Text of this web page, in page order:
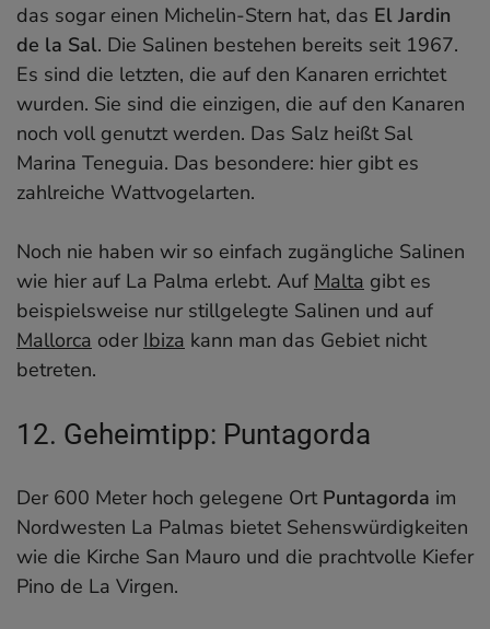
das sogar einen Michelin-Stern hat, das El Jardin
de la Sal. Die Salinen bestehen bereits seit 1967.
Es sind die letzten, die auf den Kanaren errichtet
wurden. Sie sind die einzigen, die auf den Kanaren
noch voll genutzt werden. Das Salz heißt Sal
Marina Teneguia. Das besondere: hier gibt es
zahlreiche Wattvogelarten.
Noch nie haben wir so einfach zugängliche Salinen
wie hier auf La Palma erlebt. Auf Malta gibt es
beispielsweise nur stillgelegte Salinen und auf
Mallorca oder Ibiza kann man das Gebiet nicht
betreten.
12. Geheimtipp: Puntagorda
Der 600 Meter hoch gelegene Ort Puntagorda im
Nordwesten La Palmas bietet Sehenswürdigkeiten
wie die Kirche San Mauro und die prachtvolle Kiefer
Pino de La Virgen.